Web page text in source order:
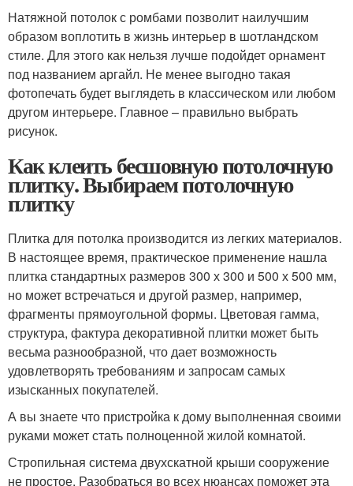
Натяжной потолок с ромбами позволит наилучшим
образом воплотить в жизнь интерьер в шотландском
стиле. Для этого как нельзя лучше подойдет орнамент
под названием аргайл. Не менее выгодно такая
фотопечать будет выглядеть в классическом или любом
другом интерьере. Главное – правильно выбрать
рисунок.
Как клеить бесшовную потолочную
плитку. Выбираем потолочную
плитку
Плитка для потолка производится из легких материалов.
В настоящее время, практическое применение нашла
плитка стандартных размеров 300 х 300 и 500 х 500 мм,
но может встречаться и другой размер, например,
фрагменты прямоугольной формы. Цветовая гамма,
структура, фактура декоративной плитки может быть
весьма разнообразной, что дает возможность
удовлетворять требованиям и запросам самых
изысканных покупателей.
А вы знаете что пристройка к дому выполненная своими
руками может стать полноценной жилой комнатой.
Стропильная система двухскатной крыши сооружение
не простое. Разобраться во всех нюансах поможет эта